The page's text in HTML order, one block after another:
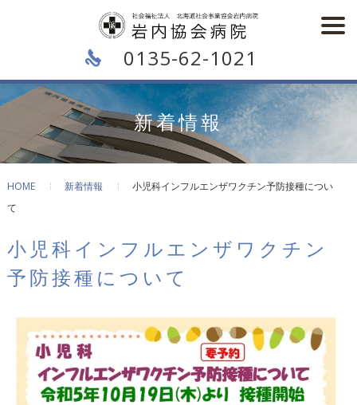
0135-62-1021
新着情報
HOME 新着情報
小児科インフルエンザワクチン予防接種につい
て
小児科インフルエンザワクチン
予防接種について